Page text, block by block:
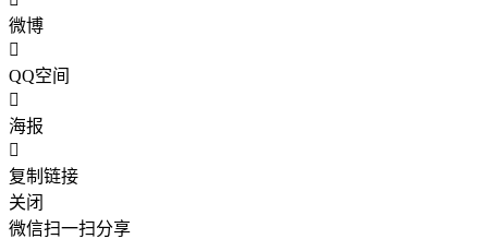
微博
QQ空间
海报
复制链接
关闭
微信扫一扫分享